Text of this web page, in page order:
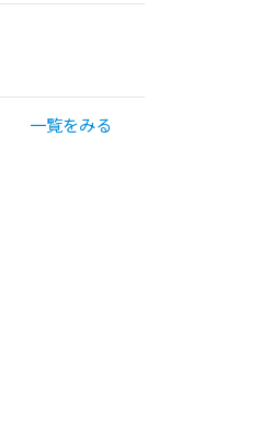
一覧をみる